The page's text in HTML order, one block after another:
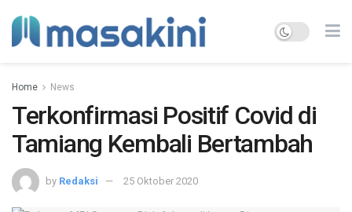
Home News
Terkonfirmasi Positif Covid di
Tamiang Kembali Bertambah
by Redaksi 25 Oktober 2020